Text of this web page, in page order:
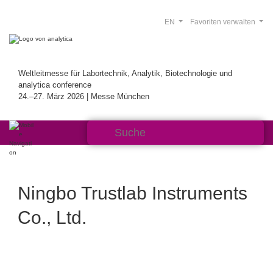
Weltleitmesse für Labortechnik, Analytik, Biotechnologie und
analytica conference
24.–27. März 2026 | Messe München
Favoriten verwalten
EN
Ningbo Trustlab Instruments
Co., Ltd.